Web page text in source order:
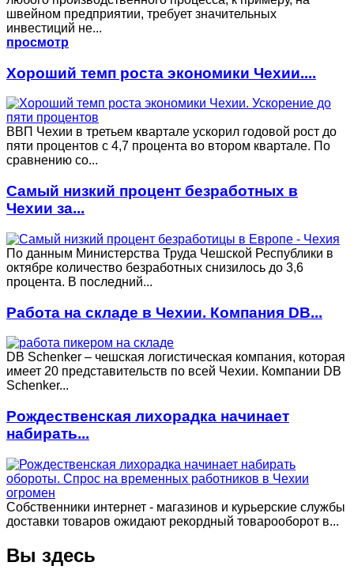
швейном предприятии, требует значительных
инвестиций не...
просмотр
Хороший темп роста экономики Чехии....
ВВП Чехии в третьем квартале ускорил годовой рост до
пяти процентов с 4,7 процента во втором квартале. По
сравнению со...
Самый низкий процент безработных в
Чехии за...
По данным Министерства Труда Чешской Республики в
октябре количество безработных снизилось до 3,6
процента. В последний...
Работа на складе в Чехии. Компания DB...
DB Schenker – чешская логистическая компания, которая
имеет 20 представительств по всей Чехии. Компании DB
Schenker...
Рождественская лихорадка начинает
набирать...
Собственники интернет - магазинов и курьерские службы
доставки товаров ожидают рекордный товарооборот в...
Вы здесь